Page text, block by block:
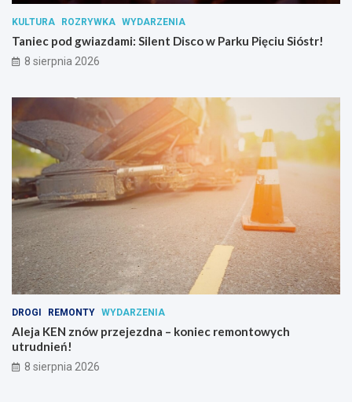
c
j
i
y
c
h
o
k
t
y
n
y
c
h
KULTURA ROZRYWKA WYDARZENIA
Taniec pod gwiazdami: Silent Disco w Parku Pięciu Sióstr!
8 sierpnia 2026
DROGI REMONTY WYDARZENIA
Aleja KEN znów przejezdna – koniec remontowych
utrudnień!
8 sierpnia 2026